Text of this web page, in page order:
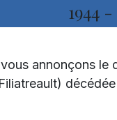
1944 -
annonçons le